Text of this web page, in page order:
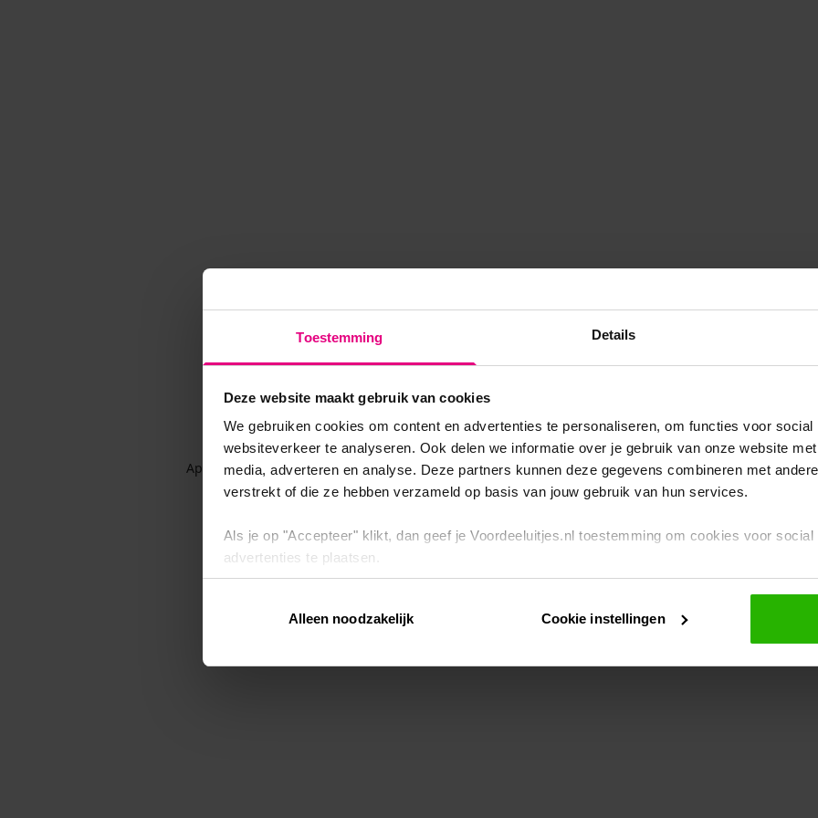
Toestemming Details
Deze website maakt gebruik van cookies
We gebruiken cookies om content en advertenties te personaliseren, om functies voor
websiteverkeer te analyseren. Ook delen we informatie over je gebruik van onze website
media, adverteren en analyse. Deze partners kunnen deze gegevens combineren met
verstrekt of die ze hebben verzameld op basis van jouw gebruik van hun services.
Als je op "Accepteer" klikt, dan geef je Voordeeluitjes.nl toestemming om cookies voor
advertenties te plaatsen.
Via "Cookie instellingen" kun je ook zelf instellen welke cookies worden geplaatst. Je kunt je
intrekken op onscookiebeleid.
Alleen noodzakelijk Cookie instellingen
Application error: a client-side exception has occurred while loadingwww.voordeeluitjes.nl (see the